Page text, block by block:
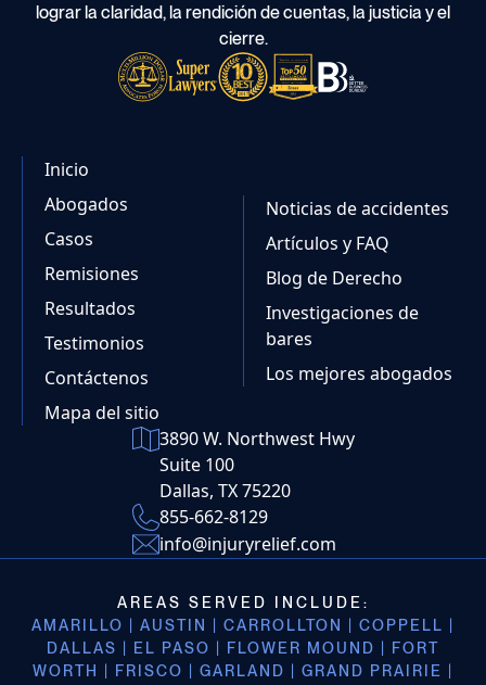
lograr la claridad, la rendición de cuentas, la justicia y el
cierre.
Inicio
Abogados
Casos
Remisiones
Resultados
Testimonios
Contáctenos
Mapa del sitio
Noticias de accidentes
Artículos y FAQ
Blog de Derecho
Investigaciones de
bares
Los mejores abogados
3890 W. Northwest Hwy
Suite 100
Dallas, TX 75220
855-662-8129
info@injuryrelief.com
AREAS SERVED INCLUDE:
AMARILLO | AUSTIN | CARROLLTON | COPPELL |
DALLAS | EL PASO | FLOWER MOUND | FORT
WORTH | FRISCO | GARLAND | GRAND PRAIRIE |